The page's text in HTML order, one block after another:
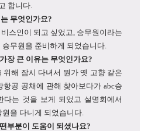
합니다.
무엇인가요?
스인이 되고 싶었고, 승무원이라는
무원을 준비하게 되었습니다.
장 큰 이유는 무엇인가요?
위해 잠시 다녀서 뭔가 옛 고향 같은
항공 공채에 관해 찾아보다가 abc승
다는 것을 보게 되었고 설명회에서
을 다니게 되었습니다.
부분이 도움이 되셨나요?